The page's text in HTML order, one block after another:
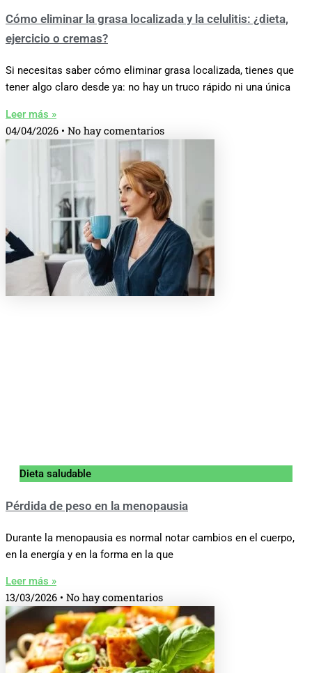
Cómo eliminar la grasa localizada y la celulitis: ¿dieta,
ejercicio o cremas?
Si necesitas saber cómo eliminar grasa localizada, tienes que
tener algo claro desde ya: no hay un truco rápido ni una única
Leer más »
04/04/2026 No hay comentarios
Dieta saludable
Pérdida de peso en la menopausia
Durante la menopausia es normal notar cambios en el cuerpo,
en la energía y en la forma en la que
Leer más »
13/03/2026 No hay comentarios